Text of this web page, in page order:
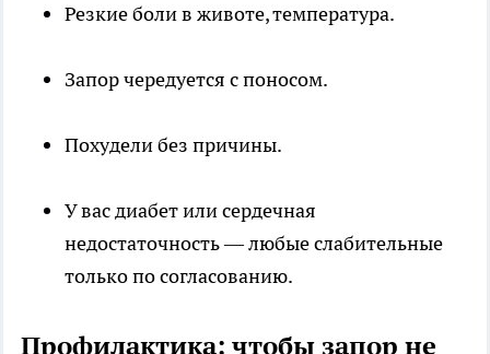
Резкие боли в животе, температура.
Запор чередуется с поносом.
Похудели без причины.
У вас диабет или сердечная
недостаточность — любые слабительные
только по согласованию.
Профилактика: чтобы запор не